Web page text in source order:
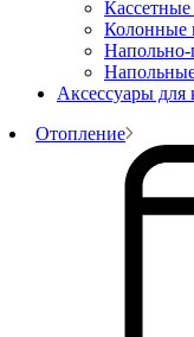
Колонные
Аксессуары для
Отопление